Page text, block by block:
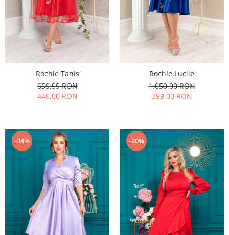
Rochie Tanis
659,99 RON
440,00 RON
Rochie Lucile
1.050,00 RON
399,00 RON
-34% -20%